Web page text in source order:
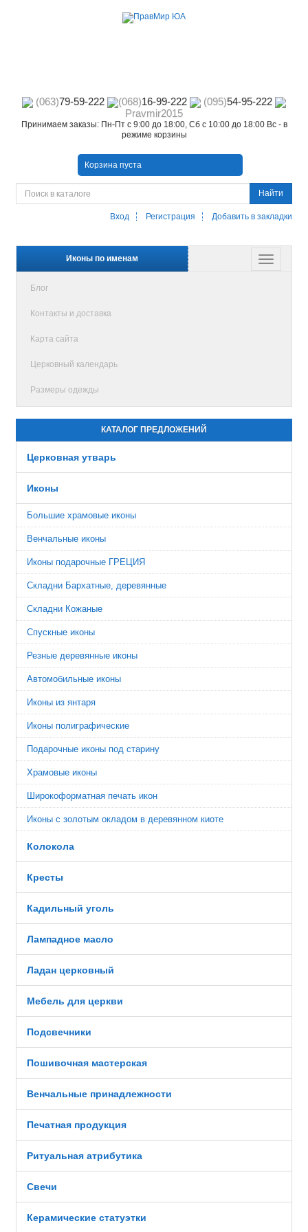
(063)79-59-222 (068)16-99-222 (095)54-95-222
Pravmir2015
Принимаем заказы: Пн-Пт с 9:00 до 18:00, Сб с 10:00 до 18:00 Вс - в
режиме корзины
Корзина пуста
Найти
Вход Регистрация Добавить в закладки
Иконы по именам
Блог
Контакты и доставка
Карта сайта
Церковный календарь
Размеры одежды
КАТАЛОГ ПРЕДЛОЖЕНИЙ
Церковная утварь
Иконы
Большие храмовые иконы
Венчальные иконы
Иконы подарочные ГРЕЦИЯ
Складни Бархатные, деревянные
Складни Кожаные
Спускные иконы
Резные деревянные иконы
Автомобильные иконы
Иконы из янтаря
Иконы полиграфические
Подарочные иконы под старину
Храмовые иконы
Широкоформатная печать икон
Иконы с золотым окладом в деревянном киоте
Колокола
Кресты
Кадильный уголь
Лампадное масло
Ладан церковный
Мебель для церкви
Подсвечники
Пошивочная мастерская
Венчальные принадлежности
Печатная продукция
Ритуальная атрибутика
Свечи
Керамические статуэтки